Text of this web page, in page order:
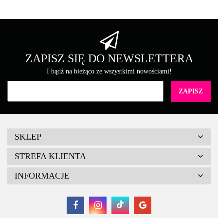
Brother
Cartridge Web
ZAPISZ SIĘ DO NEWSLETTERA
I bądź na bieżąco ze wszystkimi nowościami!
SKLEP
STREFA KLIENTA
INFORMACJE